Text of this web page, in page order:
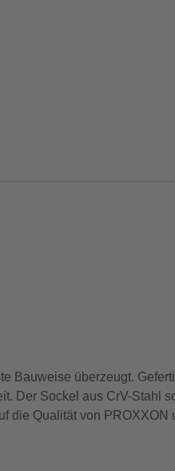
Bauweise überzeugt.
Der Sockel aus CrV-Stahl
die Qualität von PROXXON